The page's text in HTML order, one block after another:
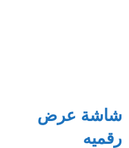
شاشة عرض
رقميه